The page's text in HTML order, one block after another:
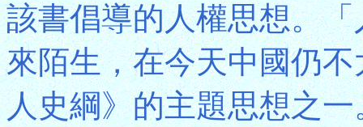
該書倡導的人權思想。
來陌生，在今天中國仍
人史綱》的主題思想之